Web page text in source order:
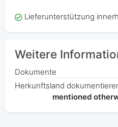
Lieferunterstützung
Weitere
Dokumente
Herkunftsland
mentioned